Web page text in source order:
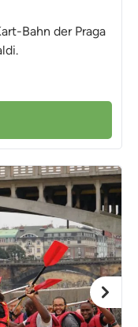
Bahn der Praga